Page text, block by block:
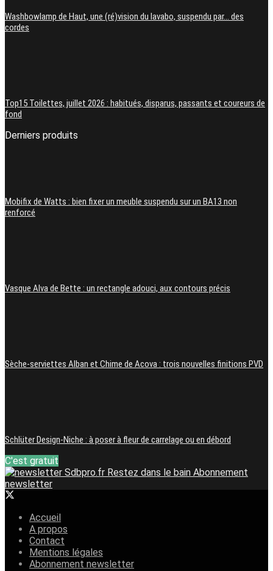
Washbowlamp de Haut, une (ré)vision du lavabo, suspendu par… des
cordes
Top15 Toilettes, juillet 2026 : habitués, disparus, passants et coureurs de
fond
Derniers produits
Mobifix de Watts : bien fixer un meuble suspendu sur un BA13 non
renforcé
Vasque Alva de Bette : un rectangle adouci, aux contours précis
Sèche-serviettes Alban et Chime de Acova : trois nouvelles finitions PVD
Schlüter Design-Niche : à poser à fleur de carrelage ou en débord
C'est gratuit
Restez dans le bain Abonnement
newsletter
Accueil
A propos
Contact
Mentions légales
Abonnement newsletter